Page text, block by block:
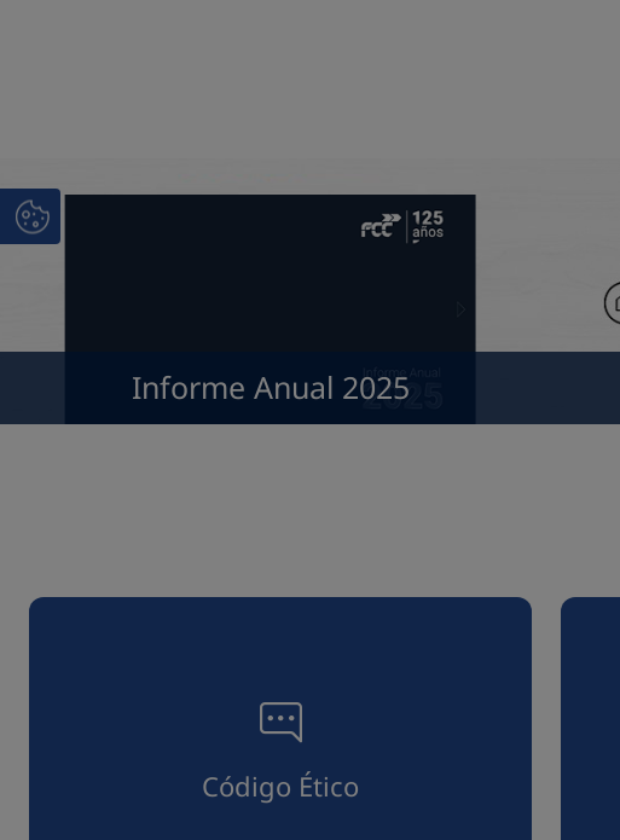
Informe Anual 2025
Código Ético